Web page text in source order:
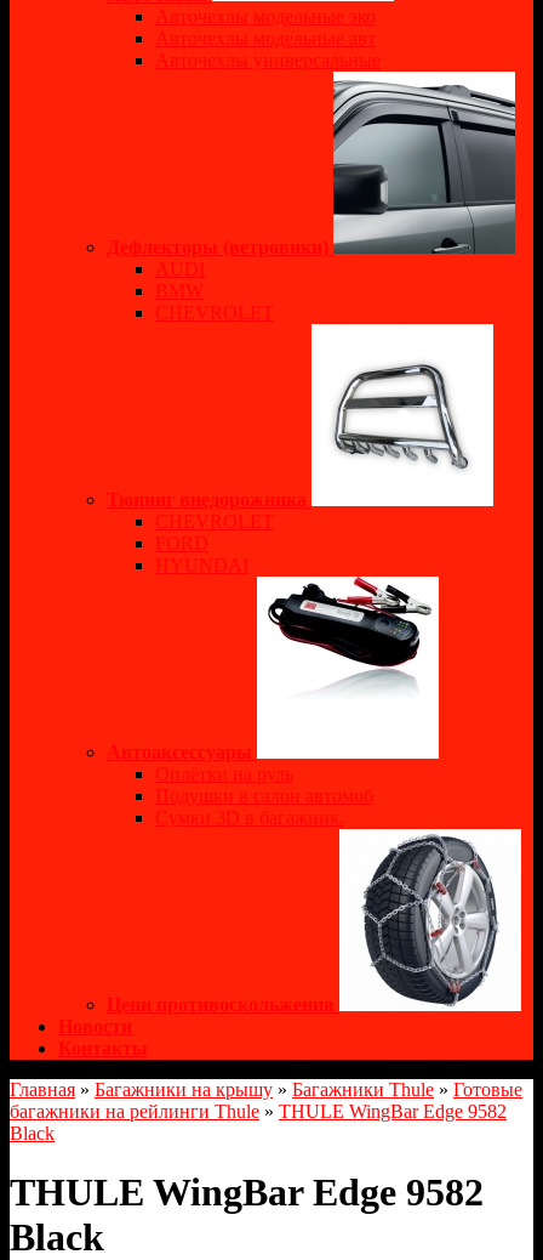
Авточехлы модельные эко
Авточехлы модельные авт
Авточехлы универсальные
Дефлекторы (ветровики)
AUDI
BMW
CHEVROLET
Тюнинг внедорожника
CHEVROLET
FORD
HYUNDAI
Автоаксессуары
Оплётки на руль
Подушки в салон автомоб
Сумки 3D в багажник.
Цепи противоскольжения
Новости
Контакты
Главная » Багажники на крышу » Багажники Thule » Готовые
багажники на рейлинги Thule » THULE WingBar Edge 9582
Black
THULE WingBar Edge 9582
Black